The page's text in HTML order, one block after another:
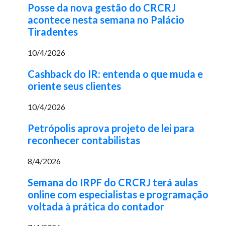
Posse da nova gestão do CRCRJ
acontece nesta semana no Palácio
Tiradentes
10/4/2026
Cashback do IR: entenda o que muda e
oriente seus clientes
10/4/2026
Petrópolis aprova projeto de lei para
reconhecer contabilistas
8/4/2026
Semana do IRPF do CRCRJ terá aulas
online com especialistas e programação
voltada à prática do contador